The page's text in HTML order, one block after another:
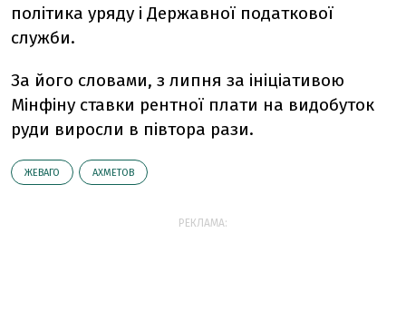
політика уряду і Державної податкової
служби.
За його словами, з липня за ініціативою
Мінфіну ставки рентної плати на видобуток
руди виросли в півтора рази.
ЖЕВАГО АХМЕТОВ
РЕКЛАМА: